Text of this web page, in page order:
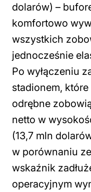
dolarów) –
komfortowo
wszystkich
jednocześnie
Po wyłączeniu
stadionem,
odrębne
netto w
(13,7 mln
w porównaniu
wskaźnik
operacyjnym